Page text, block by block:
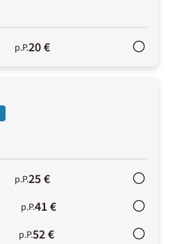
p.P.20 €
p.P.25 €
p.P.41 €
p.P.52 €